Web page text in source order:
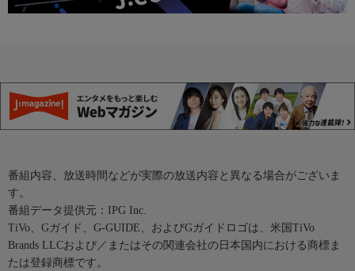
番組内容、放送時間などが実際の放送内容と異なる場合がございま
す。
番組データ提供元：IPG Inc.
TiVo、Gガイド、G-GUIDE、およびGガイドロゴは、米国TiVo
Brands LLCおよび／またはその関連会社の日本国内における商標ま
たは登録商標です。